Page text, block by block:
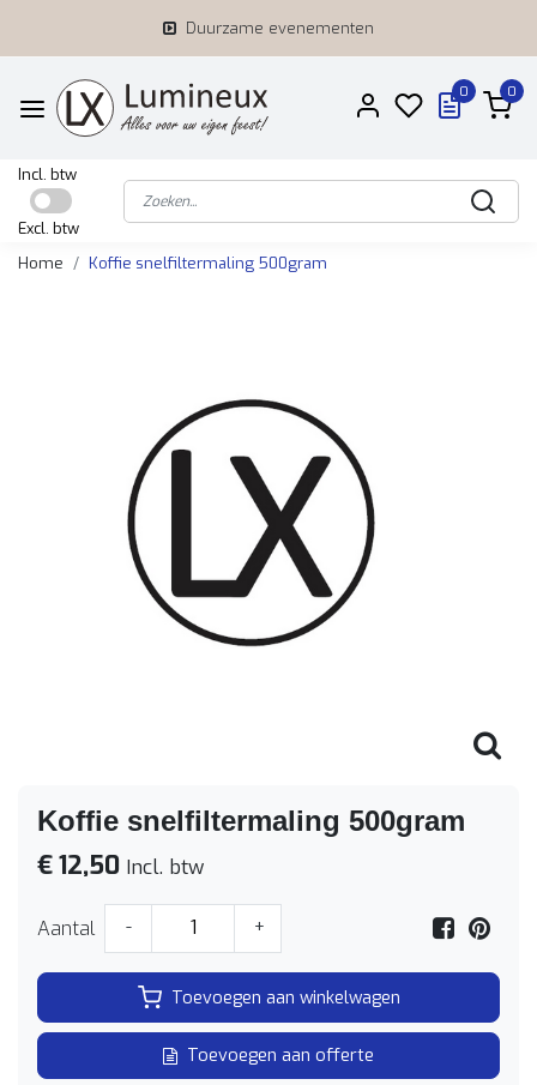
Duurzame evenementen
0 0
Incl. btw
Excl. btw
Home
Koffie snelfiltermaling 500gram
Koffie snelfiltermaling 500gram
€ 12,50 Incl. btw
Aantal - +
Toevoegen aan winkelwagen
Toevoegen aan offerte